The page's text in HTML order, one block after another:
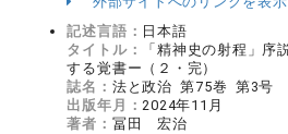
記述言語： 日本語
タイトル：
「精神史の射程」序
する覚書ー（２・完）
誌名： 法と政治 第75巻 第3号
出版年月：2024年11月
著者： 冨田 宏治